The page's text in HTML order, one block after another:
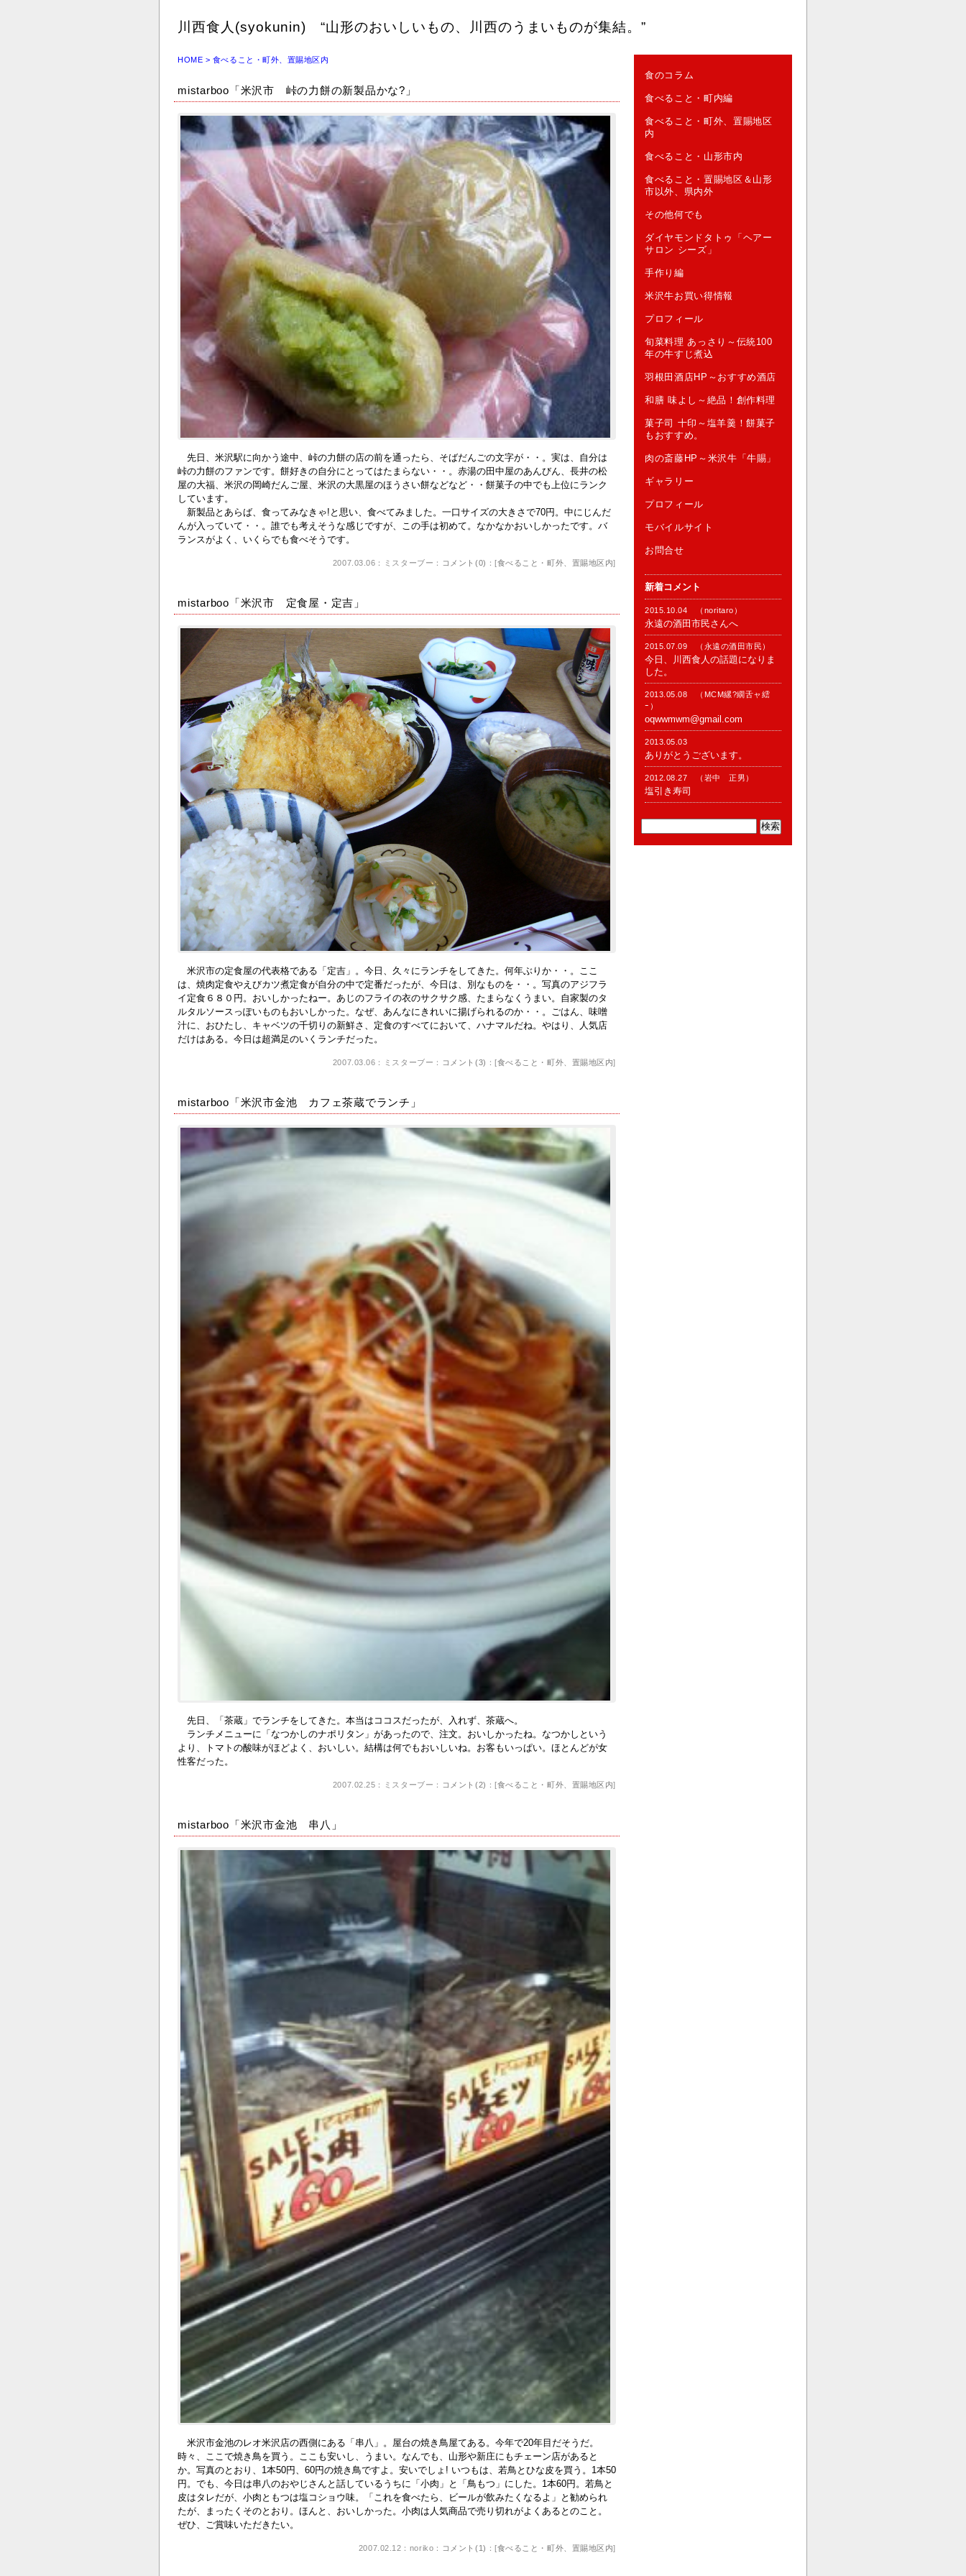
川西食人(syokunin) “山形のおいしいもの、川西のうまいものが集結。”
HOME > 食べること・町外、置賜地区内
mistarboo「米沢市 峠の力餅の新製品かな?」
先日、米沢駅に向かう途中、峠の力餅の店の前を通ったら、そばだんごの文字が・・。実は、自分は
峠の力餅のファンです。餅好きの自分にとってはたまらない・・。赤湯の田中屋のあんびん、長井の松
屋の大福、米沢の岡崎だんご屋、米沢の大黒屋のほうさい餅などなど・・餅菓子の中でも上位にランク
しています。
新製品とあらば、食ってみなきゃ!と思い、食べてみました。一口サイズの大きさで70円。中にじんだ
んが入っていて・・。誰でも考えそうな感じですが、この手は初めて。なかなかおいしかったです。バ
ランスがよく、いくらでも食べそうです。
2007.03.06：ミスターブー： コメント(0) ：[食べること・町外、置賜地区内]
mistarboo「米沢市 定食屋・定吉」
米沢市の定食屋の代表格である「定吉」。今日、久々にランチをしてきた。何年ぶりか・・。ここ
は、焼肉定食やえびカツ煮定食が自分の中で定番だったが、今日は、別なものを・・。写真のアジフラ
イ定食６８０円。おいしかったねー。あじのフライの衣のサクサク感、たまらなくうまい。自家製のタ
ルタルソースっぽいものもおいしかった。なぜ、あんなにきれいに揚げられるのか・・。ごはん、味噌
汁に、おひたし、キャベツの千切りの新鮮さ、定食のすべてにおいて、ハナマルだね。やはり、人気店
だけはある。今日は超満足のいくランチだった。
2007.03.06：ミスターブー： コメント(3) ：[食べること・町外、置賜地区内]
mistarboo「米沢市金池 カフェ茶蔵でランチ」
先日、「茶蔵」でランチをしてきた。本当はココスだったが、入れず、茶蔵へ。
ランチメニューに「なつかしのナポリタン」があったので、注文。おいしかったね。なつかしという
より、トマトの酸味がほどよく、おいしい。結構は何でもおいしいね。お客もいっぱい。ほとんどが女
性客だった。
2007.02.25：ミスターブー： コメント(2) ：[食べること・町外、置賜地区内]
mistarboo「米沢市金池 串八」
米沢市金池のレオ米沢店の西側にある「串八」。屋台の焼き鳥屋てある。今年で20年目だそうだ。
時々、ここで焼き鳥を買う。ここも安いし、うまい。なんでも、山形や新庄にもチェーン店があると
か。写真のとおり、1本50円、60円の焼き鳥ですよ。安いでしょ! いつもは、若鳥とひな皮を買う。1本50
円。でも、今日は串八のおやじさんと話しているうちに「小肉」と「鳥もつ」にした。1本60円。若鳥と
皮はタレだが、小肉ともつは塩コショウ味。「これを食べたら、ビールが飲みたくなるよ」と勧められ
たが、まったくそのとおり。ほんと、おいしかった。小肉は人気商品で売り切れがよくあるとのこと。
ぜひ、ご賞味いただきたい。
2007.02.12：noriko： コメント(1) ：[食べること・町外、置賜地区内]
食のコラム
食べること・町内編
食べること・町外、置賜地区
内
食べること・山形市内
食べること・置賜地区＆山形
市以外、県内外
その他何でも
ダイヤモンドタトゥ「ヘアー
サロン シーズ」
手作り編
米沢牛お買い得情報
プロフィール
旬菜料理 あっさり～伝統100
年の牛すじ煮込
羽根田酒店HP～おすすめ酒店
和膳 味よし～絶品！創作料理
菓子司 十印～塩羊羹！餅菓子
もおすすめ。
肉の斎藤HP～米沢牛「牛賜」
ギャラリー
プロフィール
モバイルサイト
お問合せ
新着コメント
2015.10.04 （noritaro）
永遠の酒田市民さんへ
2015.07.09 （永遠の酒田市民）
今日、川西食人の話題になりま
した。
2013.05.08 （MCM縲?繝舌ャ繧
ｰ）
oqwwmwm@gmail.com
2013.05.03
ありがとうございます。
2012.08.27 （岩中 正男）
塩引き寿司